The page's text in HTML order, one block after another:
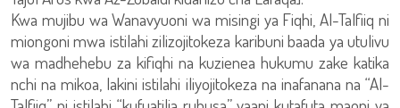
Kwa mujibu wa Wanavyuoni wa misingi ya Fiqhi, Al-Talfiiq ni
miongoni mwa istilahi zilizojitokeza karibuni baada ya utulivu
wa madhehebu za kifiqhi na kuzienea hukumu zake katika
nchi na mikoa, lakini istilahi iliyojitokeza na inafanana na “Al-